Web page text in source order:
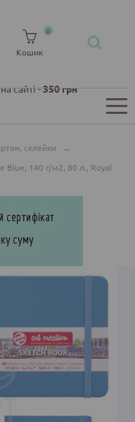
сайті -350 грн
Кошик
0
склейки
→
Blue, 140 г/м2, 80 л., Royal